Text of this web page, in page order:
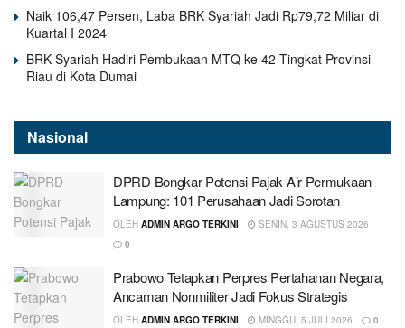
Naik 106,47 Persen, Laba BRK Syariah Jadi Rp79,72 Miliar di
Kuartal I 2024
BRK Syariah Hadiri Pembukaan MTQ ke 42 Tingkat Provinsi
Riau di Kota Dumai
Nasional
DPRD Bongkar Potensi Pajak Air Permukaan
Lampung: 101 Perusahaan Jadi Sorotan
OLEH ADMIN ARGO TERKINI
SENIN, 3 AGUSTUS 2026
0
Prabowo Tetapkan Perpres Pertahanan Negara,
Ancaman Nonmiliter Jadi Fokus Strategis
OLEH ADMIN ARGO TERKINI MINGGU, 5 JULI 2026 0